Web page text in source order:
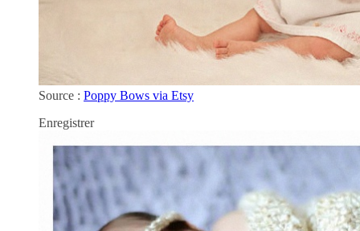
Source : Poppy Bows via Etsy
Enregistrer